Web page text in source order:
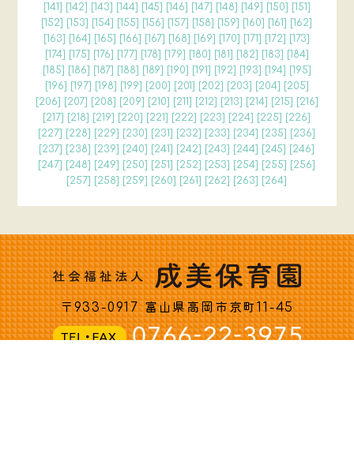
[141] [142] [143] [144] [145] [146] [147] [148] [149] [150] [151]
[152] [153] [154] [155] [156] [157] [158] [159] [160] [161] [162]
[163] [164] [165] [166] [167] [168] [169] [170] [171] [172] [173]
[174] [175] [176] [177] [178] [179] [180] [181] [182] [183] [184]
[185] [186] [187] [188] [189] [190] [191] [192] [193] [194] [195]
[196] [197] [198] [199] [200] [201] [202] [203] [204] [205]
[206] [207] [208] [209] [210] [211] [212] [213] [214] [215] [216]
[217] [218] [219] [220] [221] [222] [223] [224] [225] [226]
[227] [228] [229] [230] [231] [232] [233] [234] [235] [236]
[237] [238] [239] [240] [241] [242] [243] [244] [245] [246]
[247] [248] [249] [250] [251] [252] [253] [254] [255] [256]
[257] [258] [259] [260] [261] [262] [263] [264]
〒933-0917 富山県高岡市京町11-45